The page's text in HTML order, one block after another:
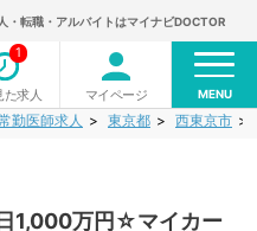
・転職・アルバイトはマイナビDOCTOR
た求人
1
マイページ MENU
勤医師求人 東京都 西東京市
1,000万円☆マイカー